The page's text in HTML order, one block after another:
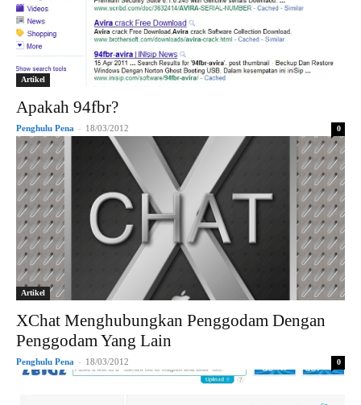
Artikel
Apakah 94fbr?
Penghulu Pena - 18/03/2012 0
Artikel
XChat Menghubungkan Penggodam Dengan
Penggodam Yang Lain
Penghulu Pena - 18/03/2012 0